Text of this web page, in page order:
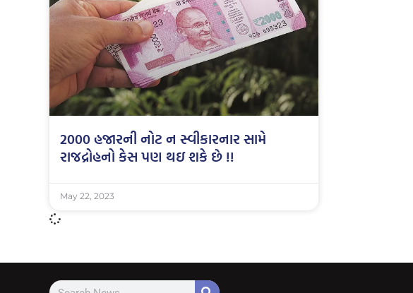
2000 હજારની નોટ ન સ્વીકારનાર સામે
રાજદ્રોહનો કેસ પણ થઇ શકે છે !!
May 22, 2023